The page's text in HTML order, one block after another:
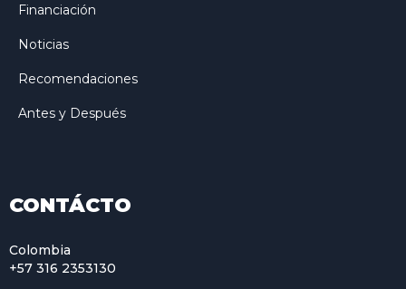
Financiación
Noticias
Recomendaciones
Antes y Después
CONTÁCTO
Colombia
+57 316 2353130